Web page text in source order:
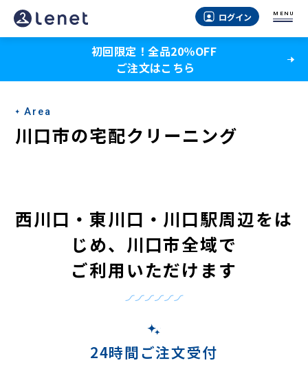
川
口
の
宅
配
ー
ニ
ログイン MENU
初回限定！全品20％OFF
ご注文はこちら
Area
川口市の宅配クリーニング
西川口・東川口・川口駅周辺をは
じめ、 川口市全域で
ご利用いただけます
24時間ご注文受付